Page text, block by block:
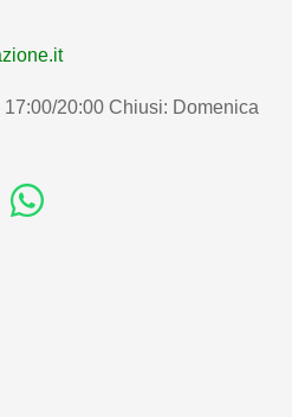
20:00 Chiusi: Domenica